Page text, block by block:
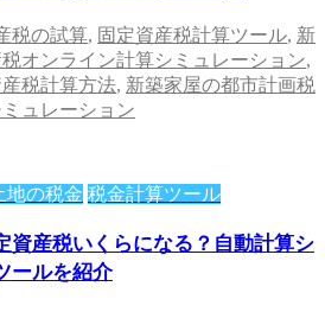
税の試算, 固定資産税計算ツール, 新
オンライン計算シミュレーション,
税計算方法, 新築家屋の都市計画税
ュレーション
地の税金 税金計算ツール
資産税いくらになる？自動計算シ
ールを紹介